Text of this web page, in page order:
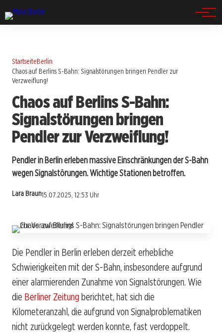
StartseiteBerlin
Chaos auf Berlins S-Bahn: Signalstörungen bringen Pendler zur
Verzweiflung!
Chaos auf Berlins S-Bahn:
Signalstörungen bringen
Pendler zur Verzweiflung!
Pendler in Berlin erleben massive Einschränkungen der S-Bahn
wegen Signalstörungen. Wichtige Stationen betroffen.
Lara Braun15.07.2025, 12:53 Uhr
Die Pendler in Berlin erleben derzeit erhebliche
Schwierigkeiten mit der S-Bahn, insbesondere aufgrund
einer alarmierenden Zunahme von Signalstörungen. Wie
die Berliner Zeitung berichtet, hat sich die
Kilometeranzahl, die aufgrund von Signalproblematiken
nicht zurückgelegt werden konnte, fast verdoppelt.